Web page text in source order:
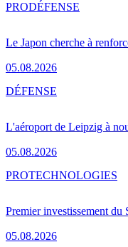
Le Japon cherche à
05.08.2026
PRODÉFENSE
L'aéroport de Leipzig à
05.08.2026
DÉFENSE
Premier investissement
05.08.2026
PROTECHNOLOGIES